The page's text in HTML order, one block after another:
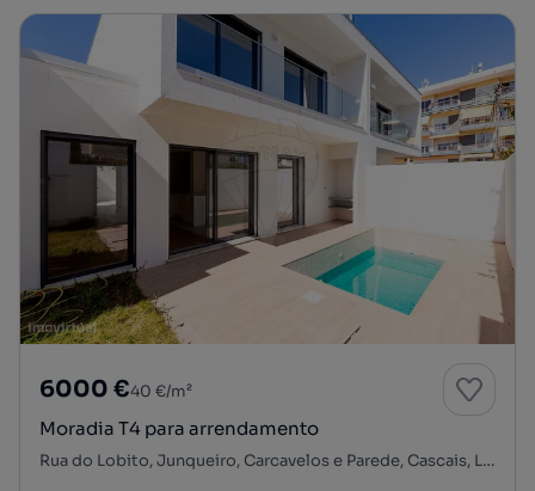
6000 €40 €/m²
Moradia T4 para arrendamento
Rua do Lobito, Junqueiro, Carcavelos e Parede, Cascais, Lisboa